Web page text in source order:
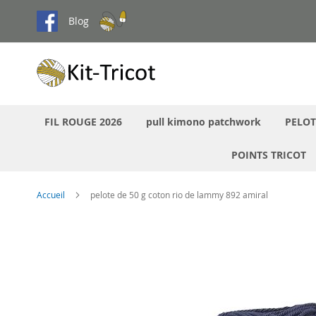
Aller
au
contenu
Blog
FIL ROUGE 2026 pull kimono patchwork
POINTS TRICOT
Accueil pelote de 50 g coton rio de lammy 892 amiral